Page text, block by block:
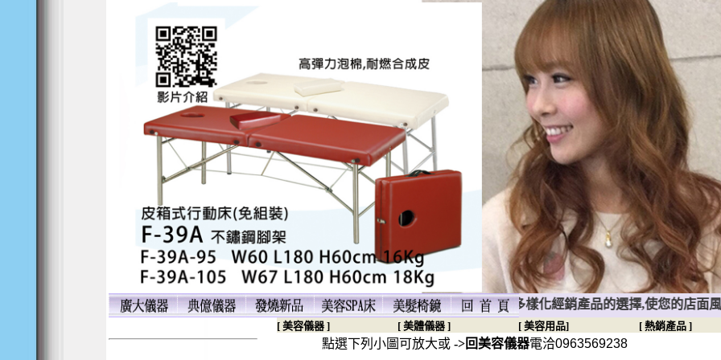
專門製造開發所有美容美髮相關器材設備,佳美親切的服務,關心您的每一分需求,多樣化經銷產品的選擇,使您的店面風格獨
美容床套
美容指壓床
美容指壓床
[ 美容儀器 ] [ 美體儀器 ] [ 美容用品] [ 熱銷產品 ]
點選下列小圖可放大或 ->回美容儀器電洽0963569238